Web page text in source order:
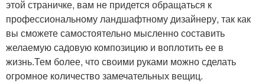
этой страничке, вам не придется обращаться к
профессиональному ландшафтному дизайнеру, так как
вы сможете самостоятельно мысленно составить
желаемую садовую композицию и воплотить ее в
жизнь.Тем более, что своими руками можно сделать
огромное количество замечательных вещиц.